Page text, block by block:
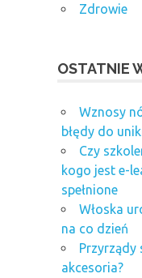
Zdrowie
OSTATNIE
Wznosy
błędy do
Czy
kogo jest e-
spełnione
Włoska
na co dzień
Przyrządy
akcesoria?